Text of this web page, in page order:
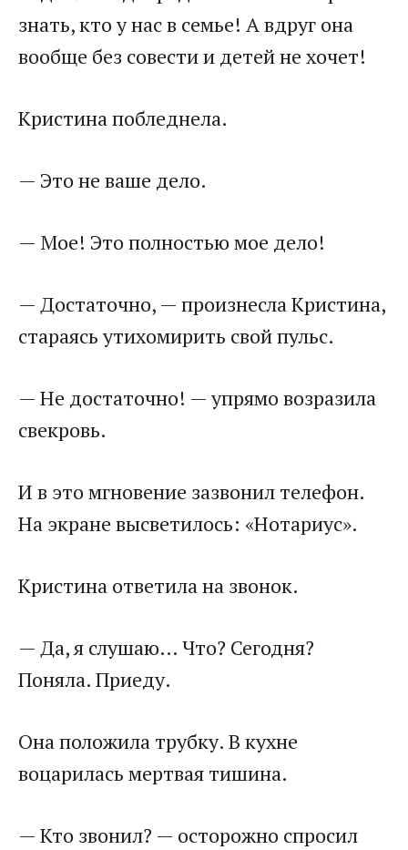
знать, кто у нас в семье! А вдруг она
вообще без совести и детей не хочет!
Кристина побледнела.
— Это не ваше дело.
— Мое! Это полностью мое дело!
— Достаточно, — произнесла Кристина,
стараясь утихомирить свой пульс.
— Не достаточно! — упрямо возразила
свекровь.
И в это мгновение зазвонил телефон.
На экране высветилось: «Нотариус».
Кристина ответила на звонок.
— Да, я слушаю… Что? Сегодня?
Поняла. Приеду.
Она положила трубку. В кухне
воцарилась мертвая тишина.
— Кто звонил? — осторожно спросил